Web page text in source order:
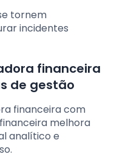
tornem
incidentes
financeira
de gestão
financeira com
melhora
analítico e